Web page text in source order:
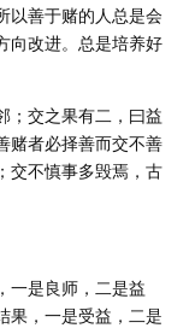
以善于赌的人总是会
向改进。总是培养好
；交之果有二，曰益
赌者必择善而交不善
交不慎事多毁焉，古
一是良师，二是益
果，一是受益，二是